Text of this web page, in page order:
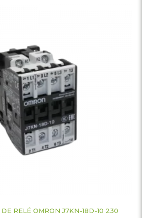
RELÉ OMRON J7KN-18D-10 230